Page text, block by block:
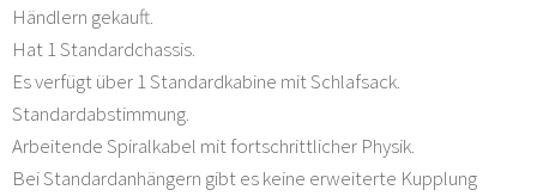
Händlern gekauft.
Hat 1 Standardchassis.
Es verfügt über 1 Standardkabine mit Schlafsack.
Standardabstimmung.
Arbeitende Spiralkabel mit fortschrittlicher Physik.
Bei Standardanhängern gibt es keine erweiterte Kupplung